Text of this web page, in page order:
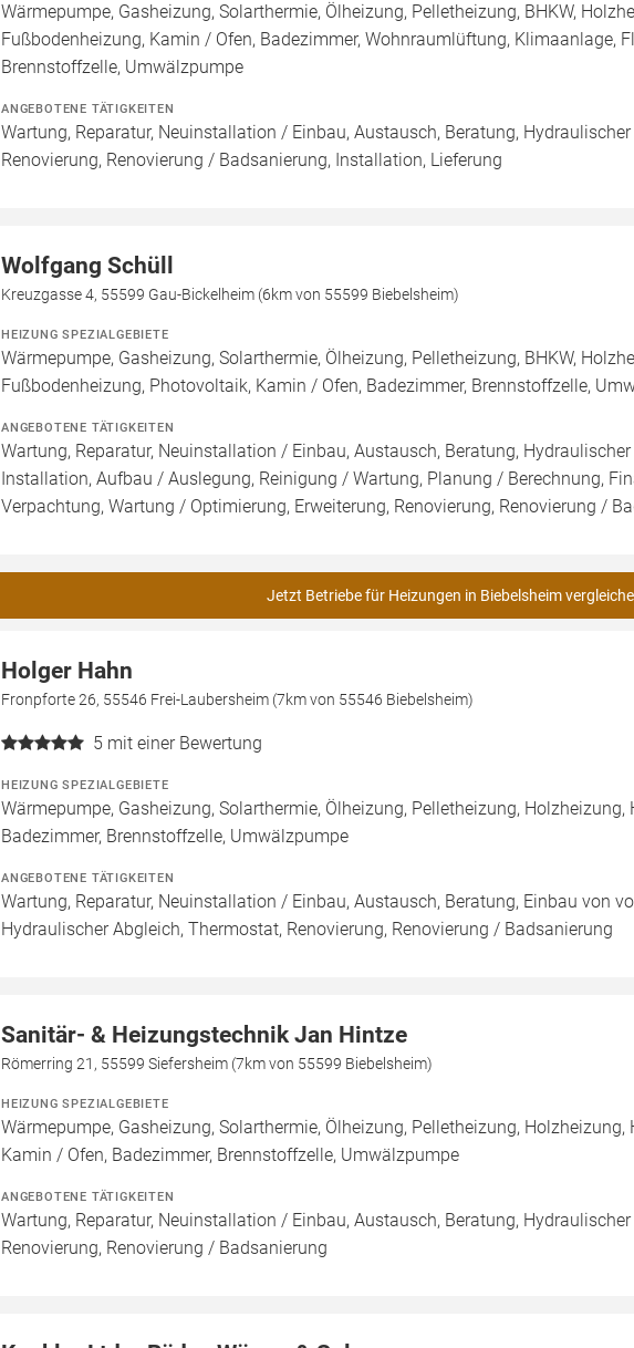
Wärmepumpe, Gasheizung, Solarthermie, Ölheizung, Pelletheizung, BHKW,
Fußbodenheizung, Kamin / Ofen, Badezimmer, Wohnraumlüftung, Klimaanlage,
Brennstoffzelle, Umwälzpumpe
ANGEBOTENE TÄTIGKEITEN
Wartung, Reparatur, Neuinstallation / Einbau, Austausch, Beratung,
Renovierung, Renovierung / Badsanierung, Installation, Lieferung
Wolfgang Schüll
Kreuzgasse 4, 55599 Gau-Bickelheim (6km von 55599 Biebelsheim)
HEIZUNG SPEZIALGEBIETE
Wärmepumpe, Gasheizung, Solarthermie, Ölheizung, Pelletheizung, BHKW,
Fußbodenheizung, Photovoltaik, Kamin / Ofen, Badezimmer, Brennstoffzelle,
ANGEBOTENE TÄTIGKEITEN
Wartung, Reparatur, Neuinstallation / Einbau, Austausch, Beratung,
Installation, Aufbau / Auslegung, Reinigung / Wartung, Planung / Berechnung,
Verpachtung, Wartung / Optimierung, Erweiterung, Renovierung, Renovierung /
Jetzt Betriebe für Heizungen in Biebelsheim
Holger Hahn
Fronpforte 26, 55546 Frei-Laubersheim (7km von 55546 Biebelsheim)
5 mit einer Bewertung
HEIZUNG SPEZIALGEBIETE
Wärmepumpe, Gasheizung, Solarthermie, Ölheizung, Pelletheizung, Holzheizung,
Badezimmer, Brennstoffzelle, Umwälzpumpe
ANGEBOTENE TÄTIGKEITEN
Wartung, Reparatur, Neuinstallation / Einbau, Austausch, Beratung, Einbau von
Hydraulischer Abgleich, Thermostat, Renovierung, Renovierung / Badsanierung
Sanitär- & Heizungstechnik Jan Hintze
Römerring 21, 55599 Siefersheim (7km von 55599 Biebelsheim)
HEIZUNG SPEZIALGEBIETE
Wärmepumpe, Gasheizung, Solarthermie, Ölheizung, Pelletheizung, Holzheizung,
Kamin / Ofen, Badezimmer, Brennstoffzelle, Umwälzpumpe
ANGEBOTENE TÄTIGKEITEN
Wartung, Reparatur, Neuinstallation / Einbau, Austausch, Beratung,
Renovierung, Renovierung / Badsanierung